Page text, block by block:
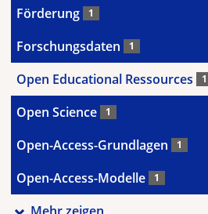
Förderung 1
Forschungsdaten 1
Open Educational Ressources 1
Open Science 1
Open-Access-Grundlagen 1
Open-Access-Modelle 1